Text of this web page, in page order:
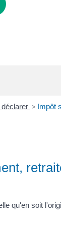
> Impôt
qu'en soit